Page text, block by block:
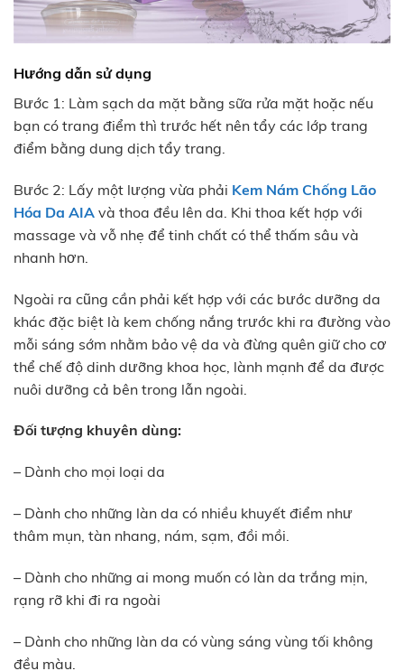
Hướng dẫn sử dụng
Bước 1: Làm sạch da mặt bằng sữa rửa mặt hoặc nếu
bạn có trang điểm thì trước hết nên tẩy các lớp trang
điểm bằng dung dịch tẩy trang.
Bước 2: Lấy một lượng vừa phải Kem Nám Chống Lão
Hóa Da AIA và thoa đều lên da. Khi thoa kết hợp với
massage và vỗ nhẹ để tinh chất có thể thấm sâu và
nhanh hơn.
Ngoài ra cũng cần phải kết hợp với các bước dưỡng da
khác đặc biệt là kem chống nắng trước khi ra đường vào
mỗi sáng sớm nhằm bảo vệ da và đừng quên giữ cho cơ
thể chế độ dinh dưỡng khoa học, lành mạnh để da được
nuôi dưỡng cả bên trong lẫn ngoài.
Đối tượng khuyên dùng:
– Dành cho mọi loại da
– Dành cho những làn da có nhiều khuyết điểm như
thâm mụn, tàn nhang, nám, sạm, đồi mồi.
– Dành cho những ai mong muốn có làn da trắng mịn,
rạng rỡ khi đi ra ngoài
– Dành cho những làn da có vùng sáng vùng tối không
đều màu.